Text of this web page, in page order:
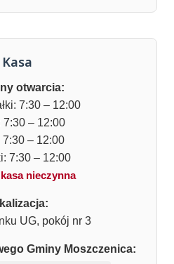
Kasa
otwarcia:
7:30 – 12:00
7:30 – 12:00
7:30 – 12:00
7:30 – 12:00
nieczynna
UG, pokój nr 3
Gminy Moszczenica: